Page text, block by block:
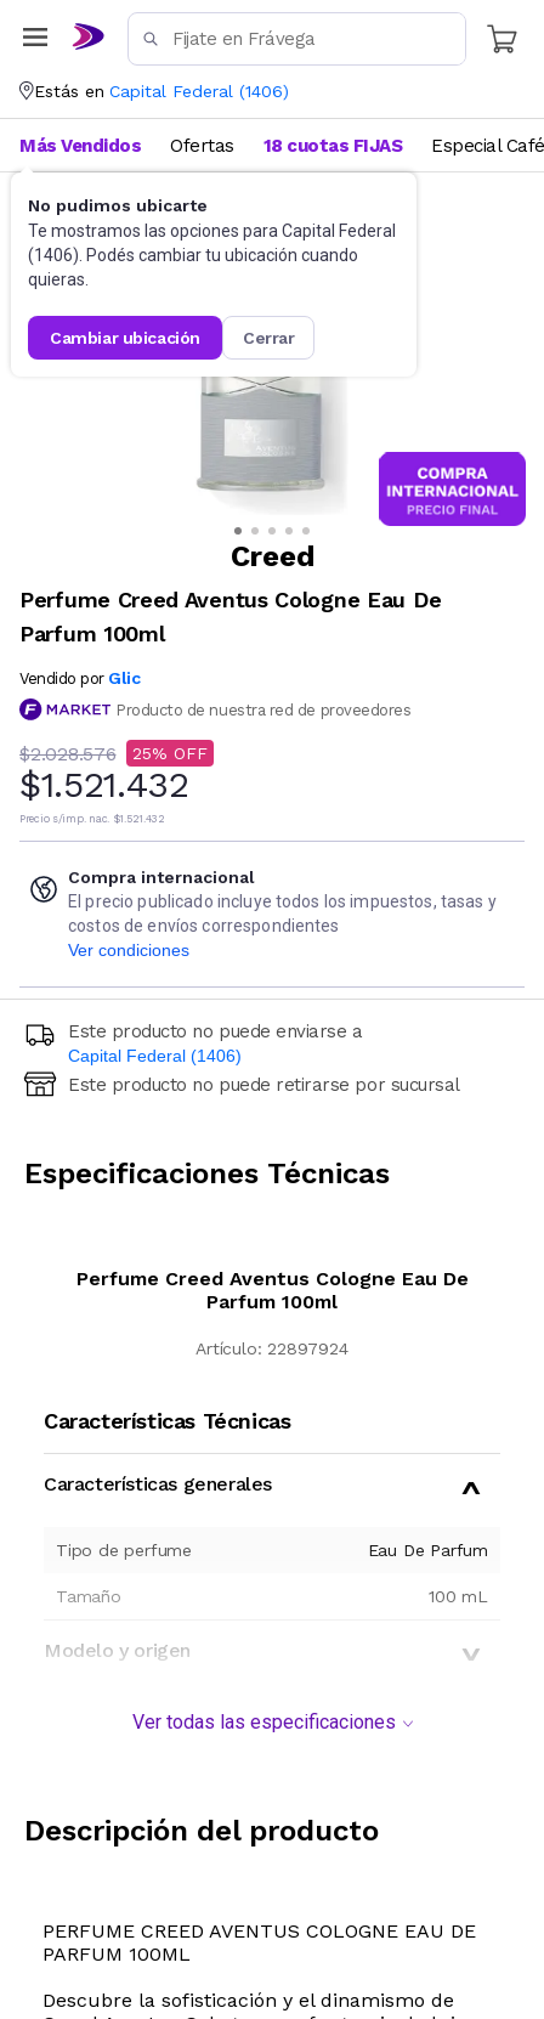
Estás en Capital Federal (1406)
No pudimos ubicarte
Te mostramos las opciones para Capital Federal
(1406). Podés cambiar tu ubicación cuando
quieras.
cambiar ubicación cerrar
Más Vendidos Ofertas 18 cuotas FIJAS Especial Café
Perfumes Perfumes para hombre
Creed
Perfume Creed Aventus Cologne Eau De
Parfum 100ml
Vendido por Glic
Producto de nuestra red de proveedores
$2.028.576 25
$1.521.432
Precio s/imp. nac. $1.521.432
Compra internacional
El precio publicado incluye todos los impuestos, tasas y
costos de envíos correspondientes
Ver condiciones
Este producto no puede enviarse a
Capital Federal (1406)
Ingresá código postal (sólo números)
Este producto no puede retirarse por sucursal
Especificaciones Técnicas
Perfume Creed Aventus Cologne Eau De
Parfum 100ml
Artículo: 22897924
Características Técnicas
Características generales
Tipo de perfume Eau De Parfum
Tamaño 100 mL
Modelo y origen
Ver todas las especificaciones
Descripción del producto
PERFUME CREED AVENTUS COLOGNE EAU DE
PARFUM 100ML
Descubre la sofisticación y el dinamismo de